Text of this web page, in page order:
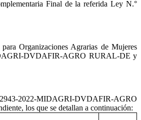
Final de la referida Ley N.°
Organizaciones Agrarias de Mujeres
DVDAFIR-AGRO RURAL-DE y
2943-2022-MIDAGRI-DVDAFIR-AGRO
los que se detallan a continuación: